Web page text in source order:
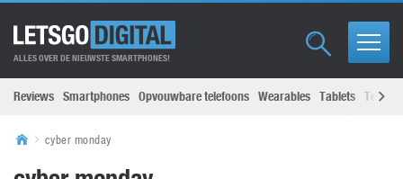
ALLES OVER DE NIEUWSTE SMARTPHONES!
Reviews Smartphones Opvouwbare telefoons Wearables Tablets
cyber monday